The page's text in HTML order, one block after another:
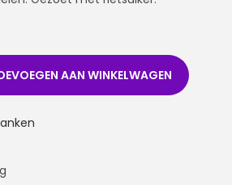
AAN WINKELWAGEN